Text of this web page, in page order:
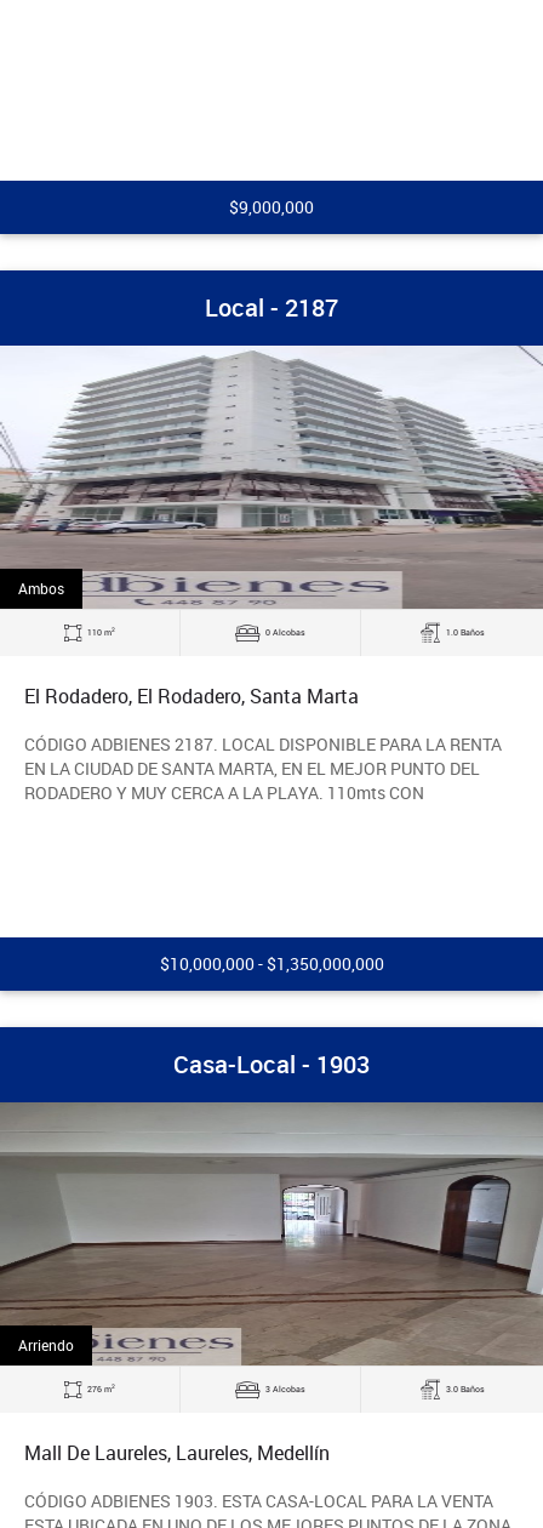
$9,000,000
Local - 2187
Ambos
110 m2 0 Alcobas 1.0 Baños
El Rodadero, El Rodadero, Santa Marta
CÓDIGO ADBIENES 2187. LOCAL DISPONIBLE PARA LA RENTA
EN LA CIUDAD DE SANTA MARTA, EN EL MEJOR PUNTO DEL
RODADERO Y MUY CERCA A LA PLAYA. 110mts CON
$10,000,000 - $1,350,000,000
Casa-Local - 1903
Arriendo
276 m2 3 Alcobas 3.0 Baños
Mall De Laureles, Laureles, Medellín
CÓDIGO ADBIENES 1903. ESTA CASA-LOCAL PARA LA VENTA